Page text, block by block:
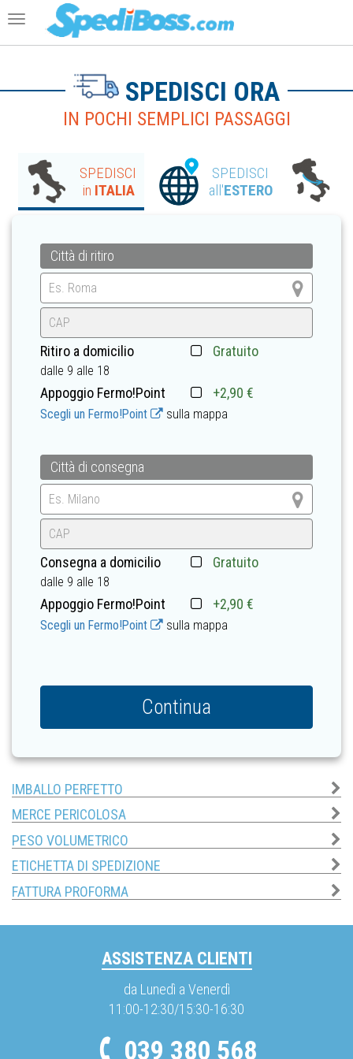
Toggle navigation
SPEDISCI ORA
IN POCHI SEMPLICI PASSAGGI
SPEDISCI
in ITALIA
SPEDISCI
all'ESTERO
Città di ritiro
Ritiro a domicilio Gratuito
dalle 9 alle 18
Appoggio Fermo!Point +2,90 €
Scegli un Fermo!Point sulla mappa
Città di consegna
Consegna a domicilio Gratuito
dalle 9 alle 18
Appoggio Fermo!Point +2,90 €
Scegli un Fermo!Point sulla mappa
Continua
IMBALLO PERFETTO
MERCE PERICOLOSA
PESO VOLUMETRICO
ETICHETTA DI SPEDIZIONE
FATTURA PROFORMA
ASSISTENZA CLIENTI
da Lunedì a Venerdì
11:00-12:30/15:30-16:30
039 380 568